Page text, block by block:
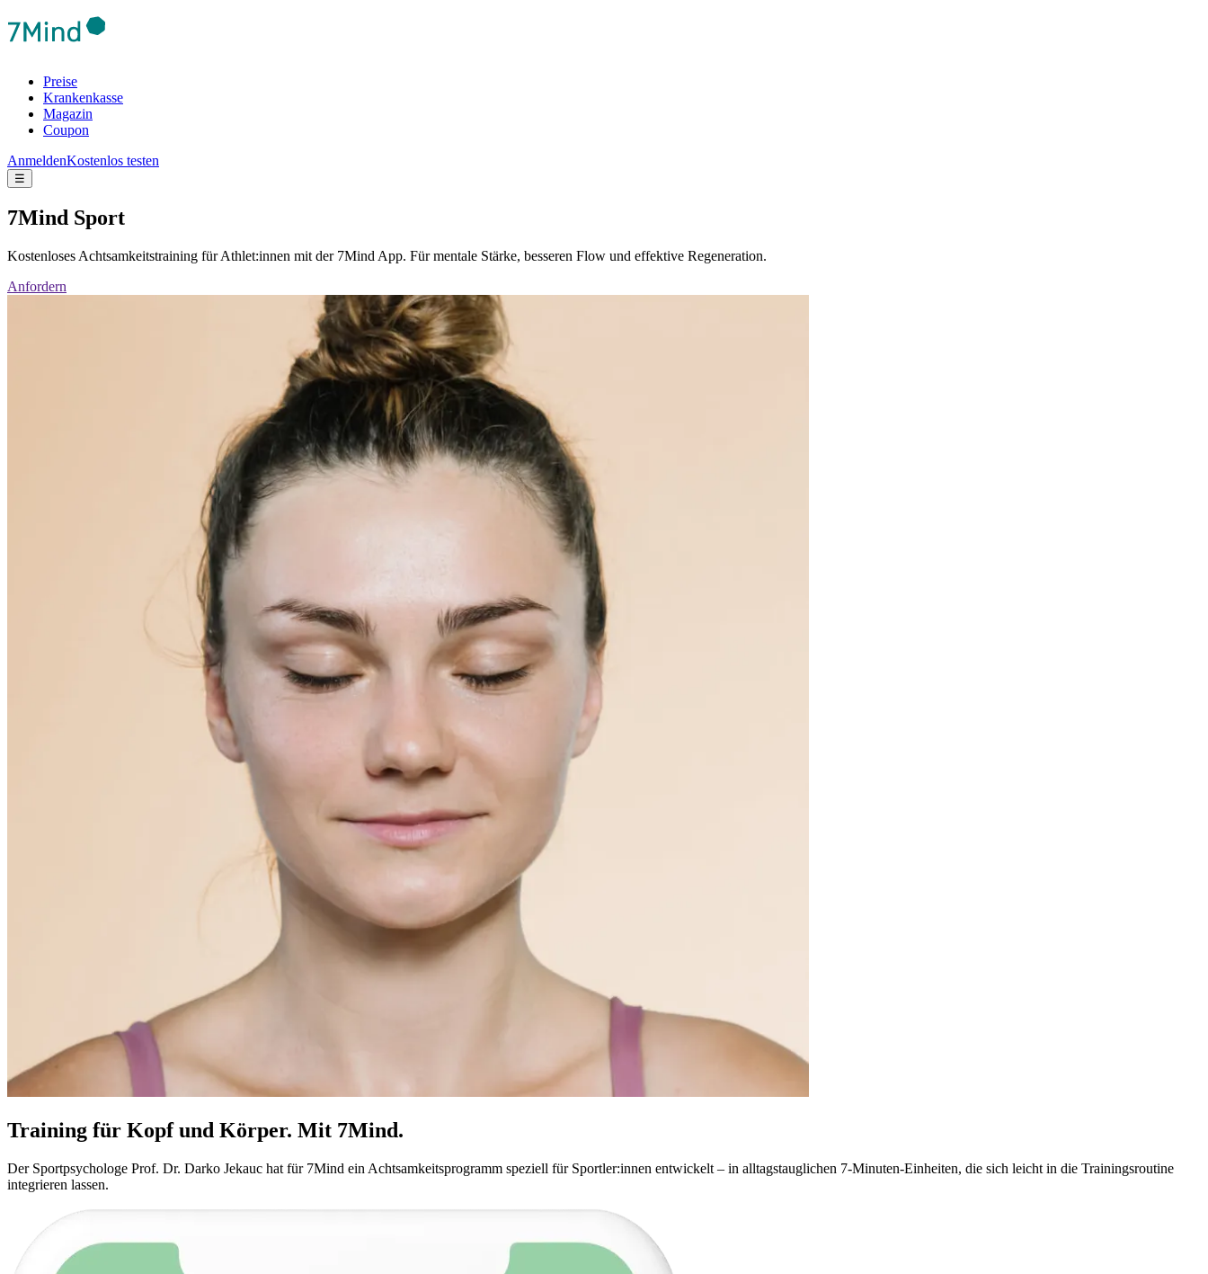
Preise
Krankenkasse
Magazin
Coupon
AnmeldenKostenlos testen
☰
7Mind Sport
Kostenloses Achtsamkeitstraining für Athlet:innen mit der 7Mind App. Für mentale Stärke, besseren Flow und effektive Regeneration.
Anfordern
Training für Kopf und Körper. Mit 7Mind.
Der Sport­psy­cho­loge Prof. Dr. Darko Jekauc hat für 7Mind ein Acht­sam­keits­pro­gramm spe­zi­ell für Sportler:innen ent­wi­ckelt – in all­tags­taug­li­chen 7-Minu­ten-Ein­hei­ten, die sich leicht in die Trai­nings­rou­tine
inte­grie­ren lassen.